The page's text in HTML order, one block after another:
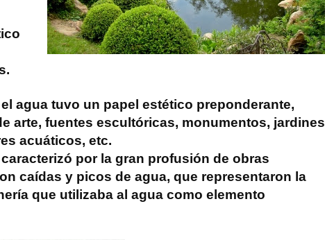
agua tuvo un papel estético preponderante,
arte, fuentes escultóricas, monumentos, jardines
acuáticos, etc.
por la gran profusión de obras
caídas y picos de agua, que representaron la
que utilizaba al agua como elemento